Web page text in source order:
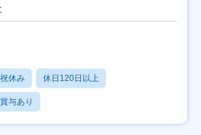
休み 休日120日以上
賞与あり